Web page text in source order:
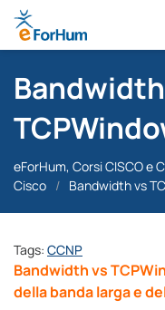
eForHum, Corsi CISCO e
Cisco / Bandwidth vs
Tags: CCNP
Bandwidth vs
della banda larga e